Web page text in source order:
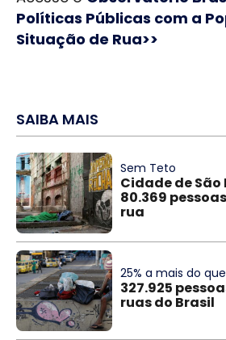
Políticas Públicas com a
Situação de Rua>>
SAIBA MAIS
Sem Teto
Cidade de
80.369
rua
25% a mais do
327.925
ruas do Brasil